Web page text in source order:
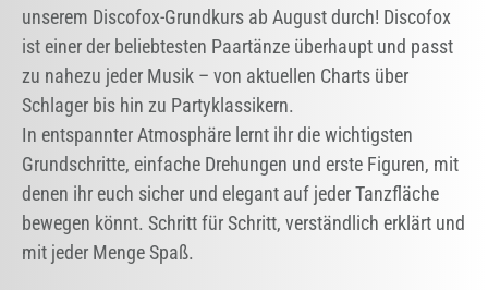
unserem Discofox-Grundkurs ab August durch! Discofox
ist einer der beliebtesten Paartänze überhaupt und passt
zu nahezu jeder Musik – von aktuellen Charts über
Schlager bis hin zu Partyklassikern.
In entspannter Atmosphäre lernt ihr die wichtigsten
Grundschritte, einfache Drehungen und erste Figuren, mit
denen ihr euch sicher und elegant auf jeder Tanzfläche
bewegen könnt. Schritt für Schritt, verständlich erklärt und
mit jeder Menge Spaß.